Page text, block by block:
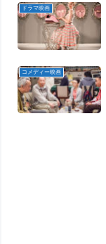
ドラマ映画
コメディー映画